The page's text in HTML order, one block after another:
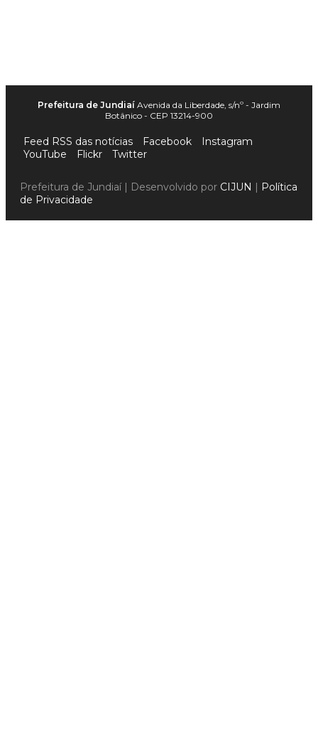
Prefeitura de Jundiaí Avenida da Liberdade, s/nº - Jardim
Botânico - CEP 13214-900
Feed RSS das notícias Facebook
Instagram
YouTube
Flickr Twitter
Prefeitura de Jundiaí | Desenvolvido por CIJUN | Política
de Privacidade